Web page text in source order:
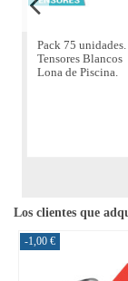
Pack 75 unidades.
Tensores Blancos
Lona de Piscina.
Los clientes que
-1,00 €